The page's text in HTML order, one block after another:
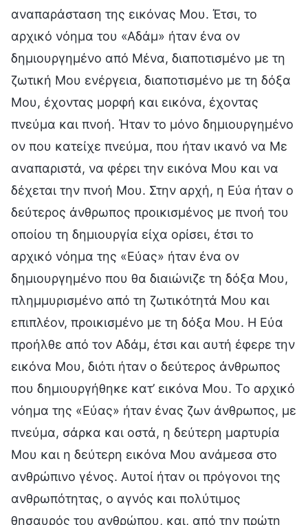
αναπαράσταση της εικόνας Μου. Έτσι, το
αρχικό νόημα του «Αδάμ» ήταν ένα ον
δημιουργημένο από Μένα, διαποτισμένο με τη
ζωτική Μου ενέργεια, διαποτισμένο με τη δόξα
Μου, έχοντας μορφή και εικόνα, έχοντας
πνεύμα και πνοή. Ήταν το μόνο δημιουργημένο
ον που κατείχε πνεύμα, που ήταν ικανό να Με
αναπαριστά, να φέρει την εικόνα Μου και να
δέχεται την πνοή Μου. Στην αρχή, η Εύα ήταν ο
δεύτερος άνθρωπος προικισμένος με πνοή του
οποίου τη δημιουργία είχα ορίσει, έτσι το
αρχικό νόημα της «Εύας» ήταν ένα ον
δημιουργημένο που θα διαιώνιζε τη δόξα Μου,
πλημμυρισμένο από τη ζωτικότητά Μου και
επιπλέον, προικισμένο με τη δόξα Μου. Η Εύα
προήλθε από τον Αδάμ, έτσι και αυτή έφερε την
εικόνα Μου, διότι ήταν ο δεύτερος άνθρωπος
που δημιουργήθηκε κατ’ εικόνα Μου. Το αρχικό
νόημα της «Εύας» ήταν ένας ζων άνθρωπος, με
πνεύμα, σάρκα και οστά, η δεύτερη μαρτυρία
Μου και η δεύτερη εικόνα Μου ανάμεσα στο
ανθρώπινο γένος. Αυτοί ήταν οι πρόγονοι της
ανθρωπότητας, ο αγνός και πολύτιμος
θησαυρός του ανθρώπου, και, από την πρώτη